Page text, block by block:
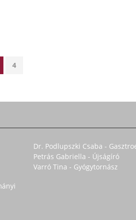
4
Dr. Podlupszki Csaba -
Petrás Gabriella - Újságíró
Varró Tina - Gyógytornász